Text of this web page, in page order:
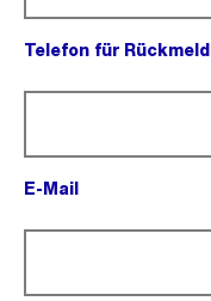
Telefon für
E-Mail